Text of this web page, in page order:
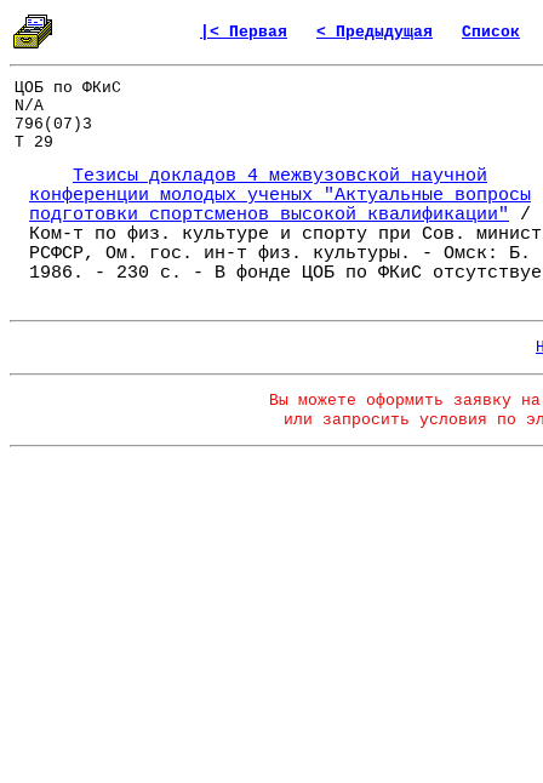
|< Первая < Предыдущая Список
ЦОБ по ФКиС
N/A
796(07)3
Т 29
Тезисы докладов 4 межвузовской научной
конференции молодых ученых "Актуальные вопросы
подготовки спортсменов высокой квалификации"
/
Ком-т по физ. культуре и спорту при Сов.
РСФСР, Ом. гос. ин-т физ. культуры. - Омск:
1986. - 230 с. - В фонде ЦОБ по ФКиС
Вы можете оформить заявку
или запросить условия по